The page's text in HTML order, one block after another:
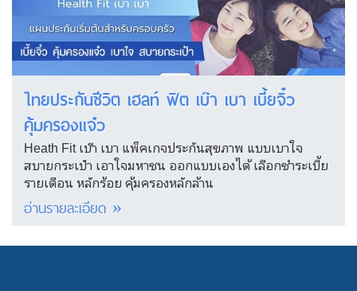
ไทยประกันชีวิต เฮลท์ ฟิต เบ๊า เบา เบี้ยจิ๋ว
คุ้มครองแจ๋ว
Heath Fit เบ๊า เบา แพ็คเกจประกันสุขภาพ แบบเบาใจ
สบายกระเป๋า เอาใจมหาชน ออกแบบเองได้ เลือกชำระเบี้ย
รายเดือน หลักร้อย คุ้มครองหลักล้าน
อ่านรายละเอียด »